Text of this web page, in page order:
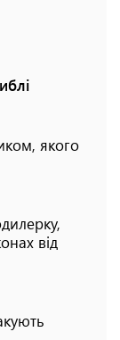
якого
від